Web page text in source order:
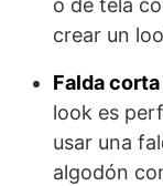
o de tela
crear un
Falda
look es
usar una
algodón